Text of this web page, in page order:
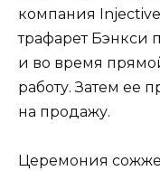
компания
трафарет Бэнкси
и во время
работу. Затем ее
на продажу.
Церемония